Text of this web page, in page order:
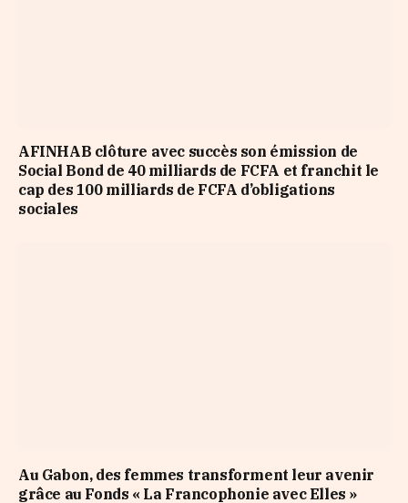
AFINHAB clôture avec succès son émission de
Social Bond de 40 milliards de FCFA et franchit le
cap des 100 milliards de FCFA d’obligations
sociales
Au Gabon, des femmes transforment leur avenir
grâce au Fonds « La Francophonie avec Elles »